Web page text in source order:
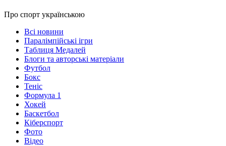
Про спорт українською
Всі новини
Паралімпійські ігри
Таблиця Медалей
Блоги та авторські матеріали
Футбол
Бокс
Теніс
Формула 1
Хокей
Баскетбол
Кіберспорт
Фото
Відео